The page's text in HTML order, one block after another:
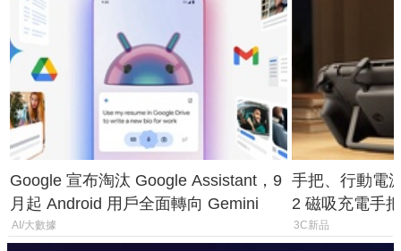
Google 宣布淘汰 Google Assistant，9
月起 Android 用戶全面轉向 Gemini
AI/大數據
手把、行動電
2 磁吸充電手
倍
3C新品